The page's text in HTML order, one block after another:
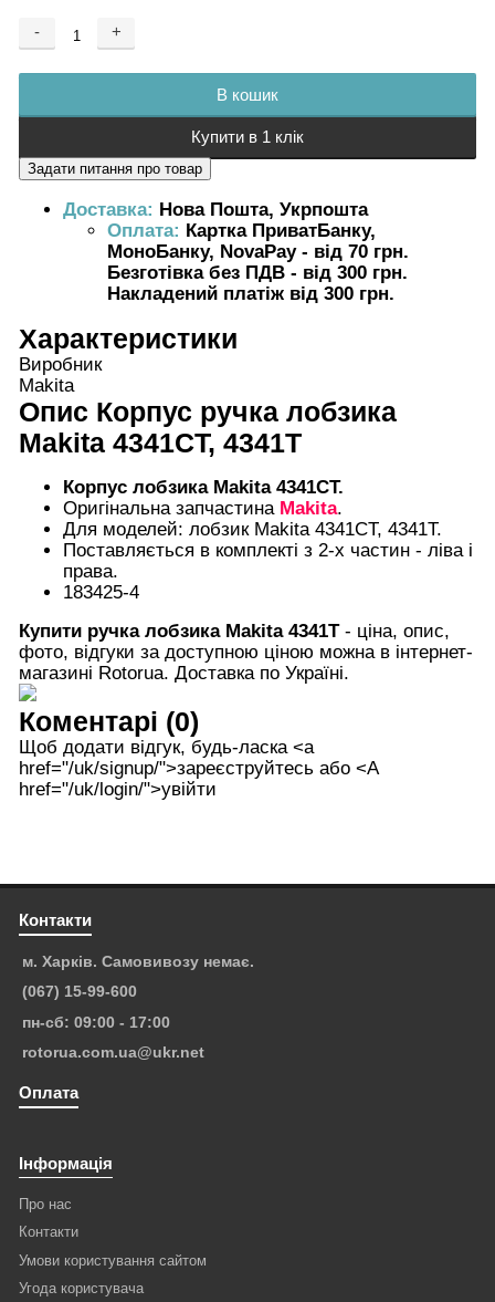
- +
В кошик
Купити в 1 клік
Доставка: Нова Пошта, Укрпошта
Оплата: Картка ПриватБанку,
МоноБанку, NovaPay - від 70 грн.
Безготівка без ПДВ - від 300 грн.
Накладений платіж від 300 грн.
Характеристики
Виробник
Makita
Опис Корпус ручка лобзика
Makita 4341CT, 4341T
Корпус лобзика Makita 4341CT.
Оригінальна запчастина Makita.
Для моделей: лобзик Makita 4341CT, 4341T.
Поставляється в комплекті з 2-х частин - ліва і
права.
183425-4
Купити ручка лобзика Makita 4341T- ціна, опис,
фото, відгуки за доступною ціною можна в інтернет-
магазині Rotorua. Доставка по Україні.
Коментарі (0)
Щоб додати відгук, будь-ласка <а
href="/uk/signup/">зареєструйтесь або <А
href="/uk/login/">увійти
Контакти
м. Харків. Самовивозу немає.
(067) 15-99-600
пн-сб: 09:00 - 17:00
rotorua.com.ua@ukr.net
Оплата
Інформація
Про нас
Контакти
Умови користування сайтом
Угода користувача